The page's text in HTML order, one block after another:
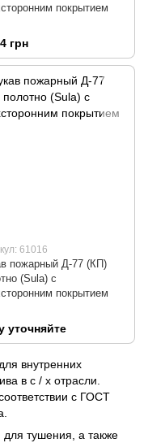
покрытием
грн
61016
пожарный Д-77 (КП)
(Sula) с
покрытием
уточняйте
внутренних
в с / х отрасли.
с ГОСТ
для тушения, а также